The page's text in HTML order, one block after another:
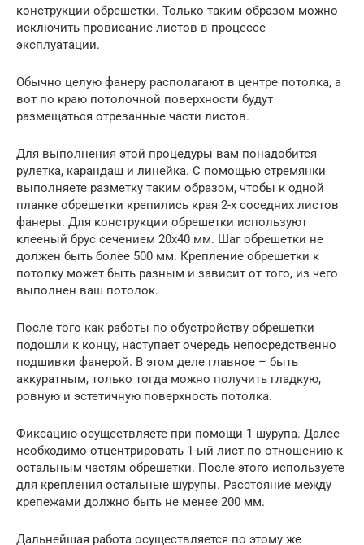
конструкции обрешетки. Только таким образом можно
исключить провисание листов в процессе
эксплуатации.
Обычно целую фанеру располагают в центре потолка, а
вот по краю потолочной поверхности будут
размещаться отрезанные части листов.
Для выполнения этой процедуры вам понадобится
рулетка, карандаш и линейка. С помощью стремянки
выполняете разметку таким образом, чтобы к одной
планке обрешетки крепились края 2-х соседних листов
фанеры. Для конструкции обрешетки используют
клееный брус сечением 20х40 мм. Шаг обрешетки не
должен быть более 500 мм. Крепление обрешетки к
потолку может быть разным и зависит от того, из чего
выполнен ваш потолок.
После того как работы по обустройству обрешетки
подошли к концу, наступает очередь непосредственно
подшивки фанерой. В этом деле главное – быть
аккуратным, только тогда можно получить гладкую,
ровную и эстетичную поверхность потолка.
Фиксацию осуществляете при помощи 1 шурупа. Далее
необходимо отцентрировать 1-ый лист по отношению к
остальным частям обрешетки. После этого используете
для крепления остальные шурупы. Расстояние между
крепежами должно быть не менее 200 мм.
Дальнейшая работа осуществляется по этому же